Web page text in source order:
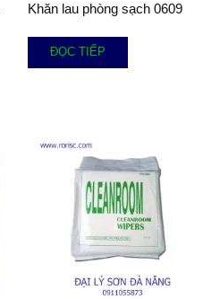
Khăn lau phòng sạch 0609
ĐỌC TIẾP